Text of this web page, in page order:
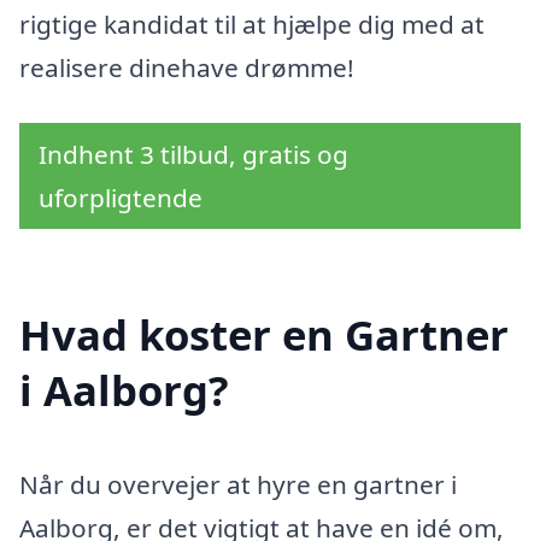
rigtige kandidat til at hjælpe dig med at
realisere dinehave drømme!
Indhent 3 tilbud, gratis og
uforpligtende
Hvad koster en Gartner
i Aalborg?
Når du overvejer at hyre en gartner i
Aalborg, er det vigtigt at have en idé om,